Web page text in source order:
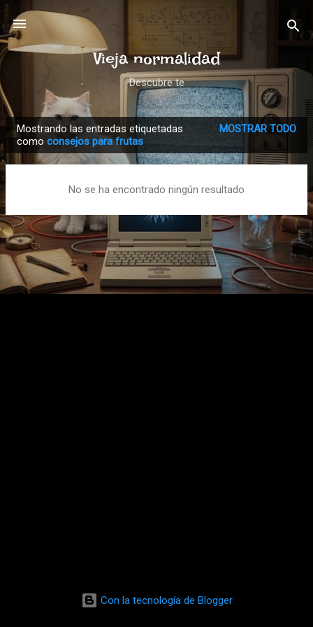
Ir al contenido principal
Vieja normalidad
Descubre te
E
n
a
d
a
s
Mostrando las entradas etiquetadas
como consejos para frutas
MOSTRAR TODO
No se ha encontrado ningún resultado
Con la tecnología de Blogger